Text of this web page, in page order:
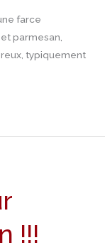
farce
parmesan,
typiquement
!!!